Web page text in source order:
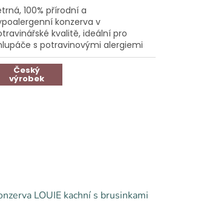
100% přírodní a
konzerva v
kvalitě, ideální pro
s potravinovými alergiemi
Český
výrobek
LOUIE kachní s brusinkami